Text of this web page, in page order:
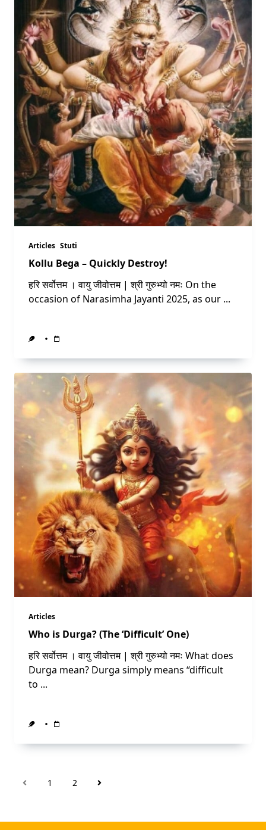
Articles Stuti
Kollu Bega – Quickly Destroy!
हरि सर्वोत्तम । वायु जीवोत्तम | श्री गुरुभ्यो नमः On the
occasion of Narasimha Jayanti 2025, as our ...
Articles
Who is Durga? (The ‘Difficult’ One)
हरि सर्वोत्तम । वायु जीवोत्तम | श्री गुरुभ्यो नमः What does
Durga mean? Durga simply means “difficult
to ...
1 2